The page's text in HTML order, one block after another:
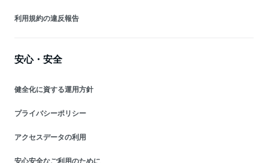
利用規約の違反報告
安心・安全
健全化に資する運用方針
プライバシーポリシー
アクセスデータの利用
安心安全なご利用のために